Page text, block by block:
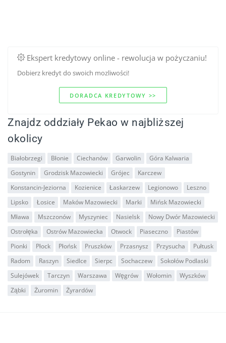
Ekspert kredytowy online - rewolucja w pożyczaniu!
Dobierz kredyt do swoich mozliwości!
DORADCA KREDYTOWY >>
Znajdz oddziały Pekao w najbliższej
okolicy
Białobrzegi Błonie Ciechanów Garwolin
Góra Kalwaria
Gostynin
Grodzisk Mazowiecki Grójec
Karczew
Konstancin-Jeziorna
Kozienice Łaskarzew Legionowo
Leszno
Lipsko
Łosice Maków Mazowiecki Marki
Mińsk Mazowiecki
Mława
Mszczonów Myszyniec Nasielsk
Nowy Dwór Mazowiecki
Ostrołęka
Ostrów Mazowiecka Otwock Piaseczno
Piastów
Pionki
Płock Płońsk Pruszków Przasnysz Przysucha
Pułtusk
Radom
Raszyn Siedlce Sierpc Sochaczew
Sokołów Podlaski
Sulejówek
Tarczyn Warszawa Węgrów Wołomin
Wyszków
Ząbki
Żuromin Żyrardów